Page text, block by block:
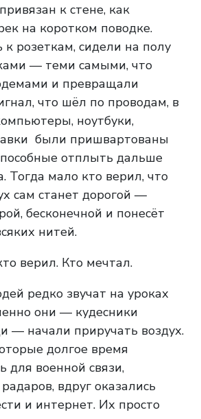
к стене, как
на коротком поводке.
розеткам, сидели на полу
— теми самыми, что
и превращали
что шёл по проводам, в
ноутбуки,
были пришвартованы
отплыть дальше
Тогда мало кто верил, что
сам станет дорогой —
бесконечной и понесёт
нитей.
верил. Кто мечтал.
редко звучат на уроках
они — кудесники
— начали приручать воздух.
долгое время
для военной связи,
вдруг оказались
и интернет. Их просто